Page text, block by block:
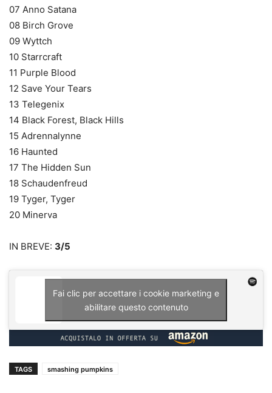
07 Anno Satana
08 Birch Grove
09 Wyttch
10 Starrcraft
11 Purple Blood
12 Save Your Tears
13 Telegenix
14 Black Forest, Black Hills
15 Adrennalynne
16 Haunted
17 The Hidden Sun
18 Schaudenfreud
19 Tyger, Tyger
20 Minerva
IN BREVE: 3/5
Fai clic per accettare i cookie marketing e
abilitare questo contenuto
TAGS smashing pumpkins